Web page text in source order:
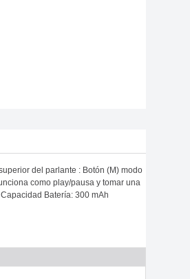
del parlante : Botón (M) modo
como play/pausa y tomar una
Batería: 300 mAh